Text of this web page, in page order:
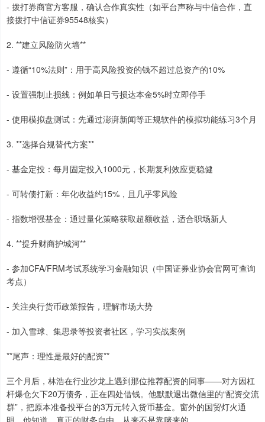
- 拨打券商官方客服，确认合作真实性（如平台声称与中信合作，直
接拨打中信证券95548核实）
2. **建立风险防火墙**
- 遵循“10%法则”：用于高风险投资的钱不超过总资产的10%
- 设置强制止损线：例如单日亏损达本金5%时立即停手
- 使用模拟盘测试：先通过澎湃新闻等正规软件的模拟功能练习3个月
3. **选择合规替代方案**
- 基金定投：每月固定投入1000元，长期复利效应更稳健
- 可转债打新：年化收益约15%，且几乎零风险
- 指数增强基金：通过量化策略获取超额收益，适合职场新人
4. **提升财商护城河**
- 参加CFA/FRM考试系统学习金融知识（中国证券业协会官网可查询
考点）
- 关注央行货币政策报告，理解市场大势
- 加入雪球、集思录等投资者社区，学习实战案例
**尾声：理性是最好的配资**
三个月后，林浩在行业沙龙上遇到那位推荐配资的同事——对方因杠
杆爆仓欠下20万债务，正在四处借钱。他默默退出微信里的“配资交流
群”，把原本准备投平台的3万元转入货币基金。窗外的国贸灯火通